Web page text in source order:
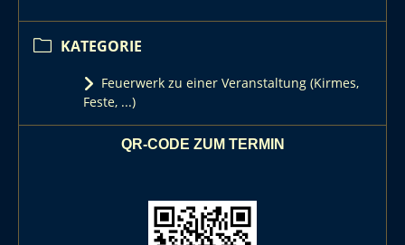
KATEGORIE
Feuerwerk zu einer Veranstaltung (Kirmes,
Feste, ...)
QR-CODE ZUM TERMIN